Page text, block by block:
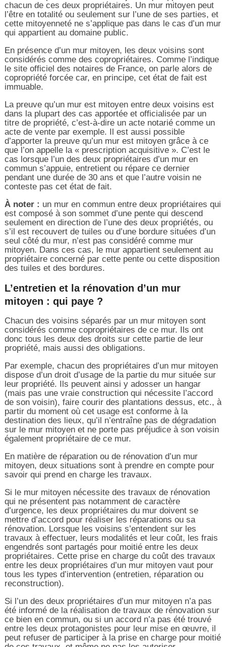
chacun de ces deux propriétaires. Un mur mitoyen peut
l’être en totalité ou seulement sur l’une de ses parties, et
cette mitoyenneté ne s’applique pas dans le cas d’un mur
qui appartient au domaine public.
En présence d’un mur mitoyen, les deux voisins sont
considérés comme des copropriétaires. Comme l’indique
le site officiel des notaires de France, on parle alors de
copropriété forcée car, en principe, cet état de fait est
immuable.
La preuve qu’un mur est mitoyen entre deux voisins est
dans la plupart des cas apportée et officialisée par un
titre de propriété, c’est-à-dire un acte notarié comme un
acte de vente par exemple. Il est aussi possible
d’apporter la preuve qu’un mur est mitoyen grâce à ce
que l’on appelle la « prescription acquisitive ». C’est le
cas lorsque l’un des deux propriétaires d’un mur en
commun s’appuie, entretient ou répare ce dernier
pendant une durée de 30 ans et que l’autre voisin ne
conteste pas cet état de fait.
À noter : un mur en commun entre deux propriétaires qui
est composé à son sommet d’une pente qui descend
seulement en direction de l’une des deux propriétés, ou
s’il est recouvert de tuiles ou d’une bordure situées d’un
seul côté du mur, n’est pas considéré comme mur
mitoyen. Dans ces cas, le mur appartient seulement au
propriétaire concerné par cette pente ou cette disposition
des tuiles et des bordures.
L’entretien et la rénovation d’un mur
mitoyen : qui paye ?
Chacun des voisins séparés par un mur mitoyen sont
considérés comme copropriétaires de ce mur. Ils ont
donc tous les deux des droits sur cette partie de leur
propriété, mais aussi des obligations.
Par exemple, chacun des propriétaires d’un mur mitoyen
dispose d’un droit d’usage de la partie du mur située sur
leur propriété. Ils peuvent ainsi y adosser un hangar
(mais pas une vraie construction qui nécessite l’accord
de son voisin), faire courir des plantations dessus, etc., à
partir du moment où cet usage est conforme à la
destination des lieux, qu’il n’entraîne pas de dégradation
sur le mur mitoyen et ne porte pas préjudice à son voisin
également propriétaire de ce mur.
En matière de réparation ou de rénovation d’un mur
mitoyen, deux situations sont à prendre en compte pour
savoir qui prend en charge les travaux.
Si le mur mitoyen nécessite des travaux de rénovation
qui ne présentent pas notamment de caractère
d’urgence, les deux propriétaires du mur doivent se
mettre d’accord pour réaliser les réparations ou sa
rénovation. Lorsque les voisins s’entendent sur les
travaux à effectuer, leurs modalités et leur coût, les frais
engendrés sont partagés pour moitié entre les deux
propriétaires. Cette prise en charge du coût des travaux
entre les deux propriétaires d’un mur mitoyen vaut pour
tous les types d’intervention (entretien, réparation ou
reconstruction).
Si l’un des deux propriétaires d’un mur mitoyen n’a pas
été informé de la réalisation de travaux de rénovation sur
ce bien en commun, ou si un accord n’a pas été trouvé
entre les deux protagonistes pour leur mise en œuvre, il
peut refuser de participer à la prise en charge pour moitié